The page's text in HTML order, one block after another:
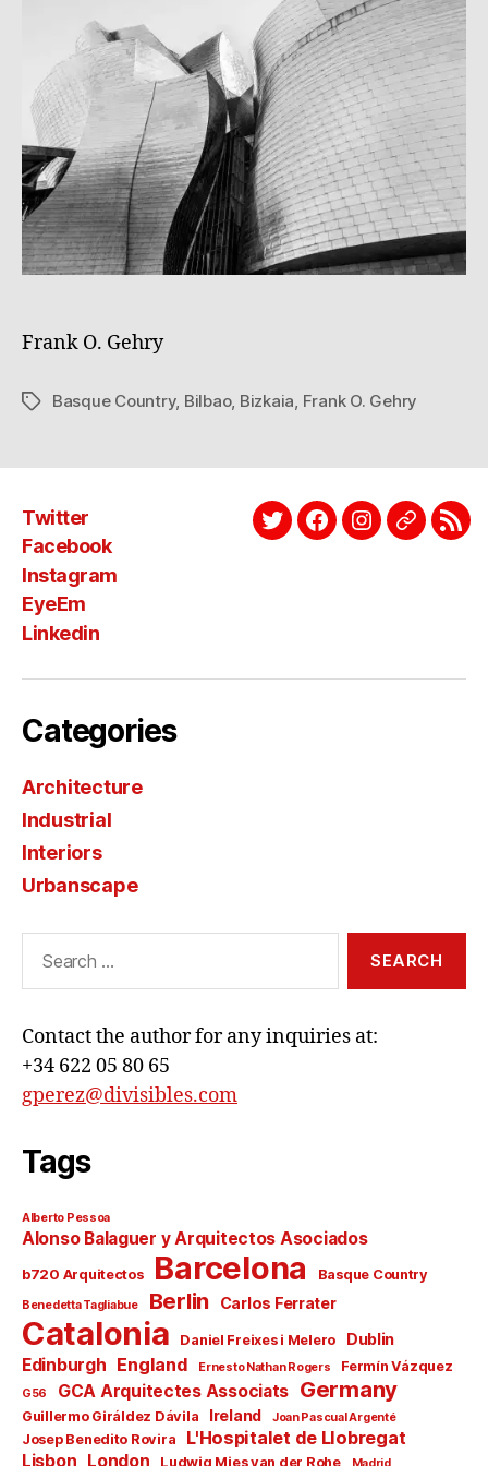
Frank O. Gehry
TagsBasque Country, Bilbao, Bizkaia, Frank O. Gehry
Twitter
Facebook
Instagram
EyeEm
Linkedin
TwitterFacebookInstagram
EyeEm
Categories
Architecture
Industrial
Interiors
Urbanscape
Contact the author for any inquiries at:
+34 622 05 80 65
gperez@divisibles.com
Tags
Alberto Pessoa
Alonso Balaguer y Arquitectos Asociados
b720 Arquitectos Barcelona Basque Country
Benedetta Tagliabue Berlin Carlos Ferrater
Catalonia Daniel Freixes i Melero Dublin
Edinburgh England Ernesto Nathan Rogers Fermín Vázquez
G56 GCA Arquitectes Associats Germany
Guillermo Giráldez Dávila Ireland Joan Pascual Argenté
Josep Benedito Rovira L'Hospitalet de Llobregat
Lisbon London Ludwig Mies van der Rohe Madrid